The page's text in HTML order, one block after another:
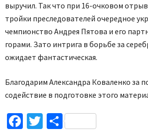
выручил. Так что при 16-очковом
тройки преследователей очередное
чемпионство Андрея Пятова и его
горами. Зато интрига в борьбе за
ожидает фантастическая.
Благодарим Александра Коваленко за
содействие в подготовке этого
Facebook
TwitterПоділитися